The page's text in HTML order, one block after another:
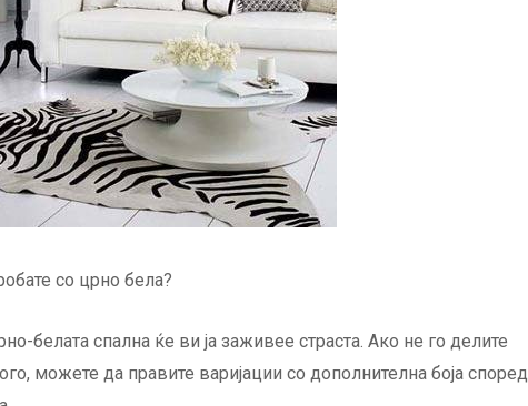
со црно бела?
белата спална ќе ви ја заживее страста. Ако не го делите
можете да правите варијации со дополнителна боја според